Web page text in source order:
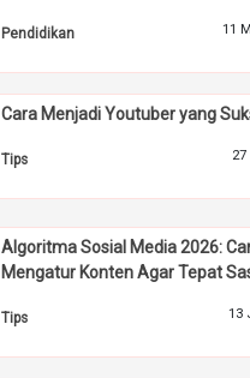
Pendidikan 11
Cara Menjadi Youtuber yang
Tips
Algoritma Sosial Media 2026:
Mengatur Konten Agar Tepat
Tips 13